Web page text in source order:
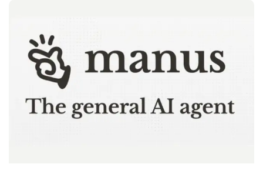
SE
OIKEASTI
TARKOITTAA?